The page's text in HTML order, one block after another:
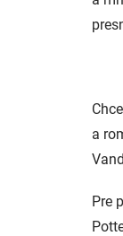
a
Pre